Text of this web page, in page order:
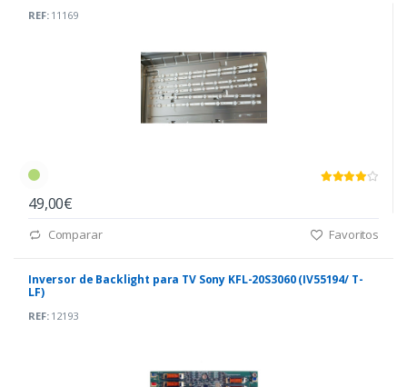
REF:11169
49,00€
Comparar Favoritos
Inversor de Backlight para TV Sony KFL-20S3060 (IV55194/ T-
LF)
REF:12193